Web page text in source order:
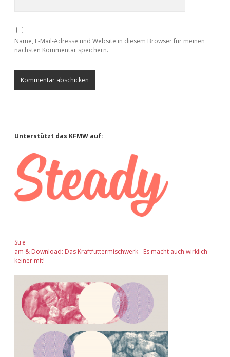
Name, E-Mail-Adresse und Website in diesem Browser für meinen
nächsten Kommentar speichern.
Sidebar
Unterstützt das KFMW auf:
Stre
am & Download: Das Kraftfuttermischwerk - Es macht auch wirklich
keiner mit!